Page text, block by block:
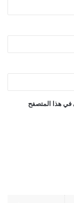
في هذا المتصفح